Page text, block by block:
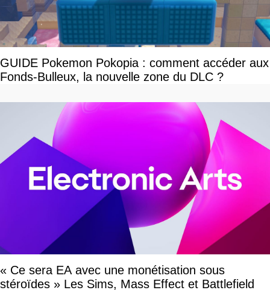
GUIDE Pokemon Pokopia : comment accéder aux
Fonds-Bulleux, la nouvelle zone du DLC ?
« Ce sera EA avec une monétisation sous
stéroïdes » Les Sims, Mass Effect et Battlefield